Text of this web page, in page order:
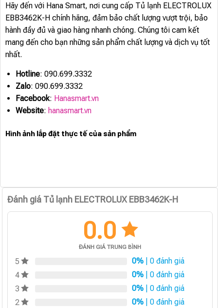
Hãy đến với Hana Smart, nơi cung cấp Tủ lạnh ELECTROLUX
EBB3462K-H chính hãng, đảm bảo chất lượng vượt trội, bảo
hành đầy đủ và giao hàng nhanh chóng. Chúng tôi cam kết
mang đến cho bạn những sản phẩm chất lượng và dịch vụ tốt
nhất.
Hotline: 090.699.3332
Zalo: 090.699.3332
Facebook: Hanasmart.vn
Website: hanasmart.vn
Hình ảnh lắp đặt thực tế của sản phẩm
Đánh giá Tủ lạnh ELECTROLUX EBB3462K-H
0.0
ĐÁNH GIÁ TRUNG BÌNH
5 0% | 0 đánh giá
4
0% | 0 đánh giá
3
0% | 0 đánh giá
2
0% | 0 đánh giá